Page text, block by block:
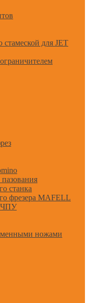
для JET
станка
фрезера MAFELL
ЧПУ
ножами